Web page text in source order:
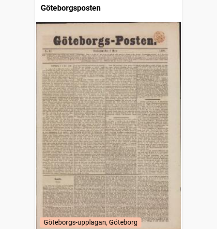
Göteborgsposten
Göteborgs-upplagan, Göteborg